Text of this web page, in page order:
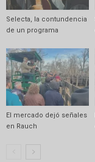
Selecta, la contundencia
de un programa
El mercado dejó señales
en Rauch